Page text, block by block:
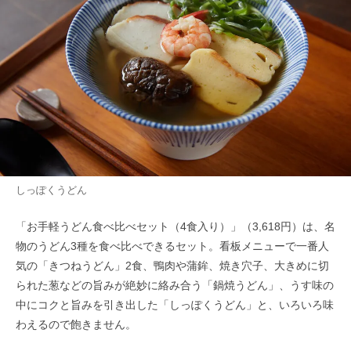
しっぽくうどん
「お手軽うどん食べ比べセット（4食入り）」（3,618円）は、名
物のうどん3種を食べ比べできるセット。看板メニューで一番人
気の「きつねうどん」2食、鴨肉や蒲鉾、焼き穴子、大きめに切
られた葱などの旨みが絶妙に絡み合う「鍋焼うどん」、うす味の
中にコクと旨みを引き出した「しっぽくうどん」と、いろいろ味
わえるので飽きません。